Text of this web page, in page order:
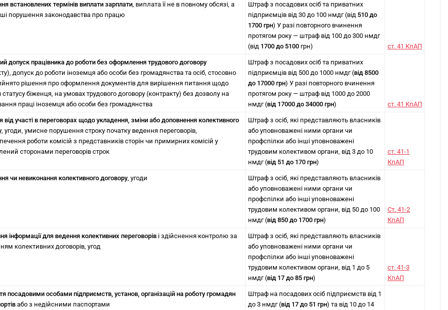
встановлених термінів виплати зарплати, виплата її не в повному обсязі, а
порушення законодавства про працю
Штраф з посадових осіб та приватних
підприємців від 30 до 100 нмдг (від 510 до
1700 грн) У разі повторного вчинення
протягом року — штраф від 100 до 300 нмдг
(від 1700 до 5100 грн) ст. 41 КпАП
допуск працівника до роботи без оформлення трудового договору
допуск до роботи іноземця або особи без громадянства та осіб, стосовно
рішення про оформлення документів для вирішення питання щодо
біженця, на умовах трудового договору (контракту) без дозволу на
праці іноземця або особи без громадянства
Штраф з посадових осіб та приватних
підприємців від 500 до 1000 нмдг (від 8500
до 17000 грн) У разі повторного вчинення
протягом року — штраф від 1000 до 2000
нмдг (від 17000 до 34000 грн) ст. 41 КпАП
від участі в переговорах щодо укладення, зміни або доповнення колективного
, угоди, умисне порушення строку початку ведення переговорів,
роботи комісій з представників сторін чи примирних комісій у
сторонами переговорів строк
Штраф з осіб, які представляють власників
або уповноважені ними органи чи
профспілки або інші уповноважені
трудовим колективом органи, від 3 до 10
нмдг (від 51 до 170 грн)
ст. 41-1
КпАП
чи невиконання колективного договору, угоди
Штраф з осіб, які представляють власників
або уповноважені ними органи чи
профспілки або інші уповноважені
трудовим колективом органи, від 50 до 100
нмдг (від 850 до 1700 грн)
Ст. 41-2
КпАП
інформації для ведення колективних переговорів і здійснення контролю за
колективних договорів, угод
Штраф з осіб, які представляють власників
або уповноважені ними органи чи
профспілки або інші уповноважені
трудовим колективом органи, від 1 до 5
нмдг (від 17 до 85 грн)
ст. 41-3
КпАП
посадовими особами підприємств, установ, організацій на роботу громадян
або з недійсними паспортами
Штраф на посадових осіб підприємств від 1
до 3 нмдг (від 17 до 51 грн) та від 10 до 14